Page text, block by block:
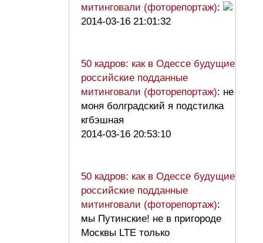
митинговали (фоторепортаж):
2014-03-16 21:01:32
50 кадров: как в Одессе будущие
российские подданные
митинговали (фоторепортаж): не
моня болградский я подстилка
кгбэшная
2014-03-16 20:53:10
50 кадров: как в Одессе будущие
российские подданные
митинговали (фоторепортаж):
мы Путинские! не в пригороде
Москвы LTE только